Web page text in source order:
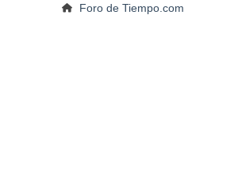
Foro de Tiempo.com